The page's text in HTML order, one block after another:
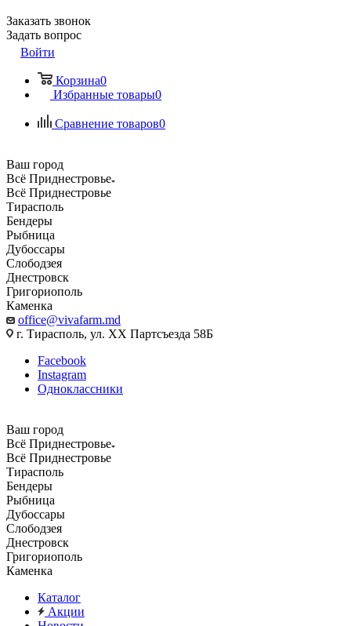
Заказать звонок
Задать вопрос
Войти
Корзина0
Избранные товары0
Сравнение товаров0
Ваш город
Всё Приднестровье
Всё Приднестровье
Тирасполь
Бендеры
Рыбница
Дубоссары
Слободзея
Днестровск
Григориополь
Каменка
office@vivafarm.md
г. Тирасполь, ул. ХХ Партсъезда 58Б
Facebook
Instagram
Одноклассники
Ваш город
Всё Приднестровье
Всё Приднестровье
Тирасполь
Бендеры
Рыбница
Дубоссары
Слободзея
Днестровск
Григориополь
Каменка
Каталог
Акции